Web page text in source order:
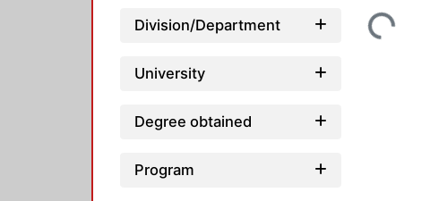
Division/Department
University
Degree obtained
Program
Loading...